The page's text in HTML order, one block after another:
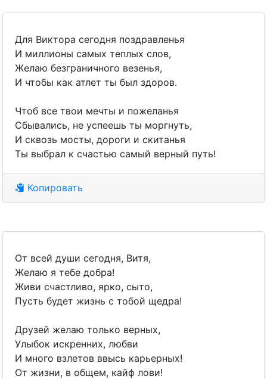
Для Виктора сегодня поздравленья
И миллионы самых теплых слов,
Желаю безграничного везенья,
И чтобы как атлет ты был здоров.
Чтоб все твои мечты и пожеланья
Сбывались, не успеешь ты моргнуть,
И сквозь мосты, дороги и скитанья
Ты выбрал к счастью самый верный путь!
Копировать
От всей души сегодня, Витя,
Желаю я тебе добра!
Живи счастливо, ярко, сыто,
Пусть будет жизнь с тобой щедра!
Друзей желаю только верных,
Улыбок искренних, любви
И много взлетов ввысь карьерных!
От жизни, в общем, кайф лови!